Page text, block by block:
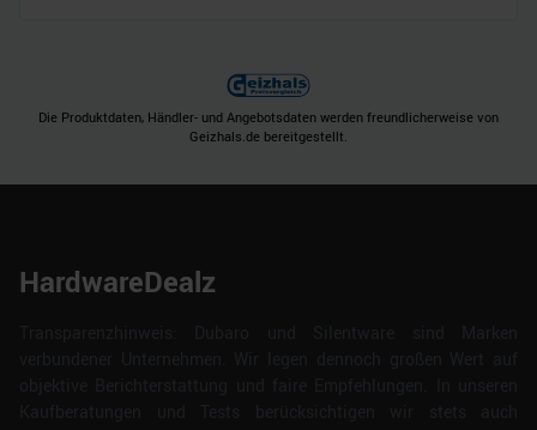
Die Produktdaten, Händler- und Angebotsdaten werden freundlicherweise von
Geizhals.de bereitgestellt.
HardwareDealz